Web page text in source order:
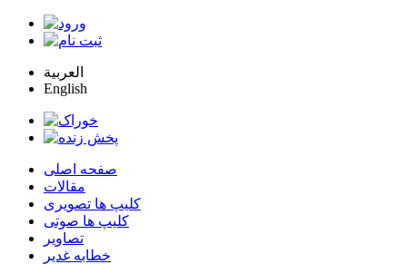
العربية
English
صفحه اصلی
مقالات
کلیپ ها تصویری
کلیپ ها صوتی
تصاویر
خطابه غدیر